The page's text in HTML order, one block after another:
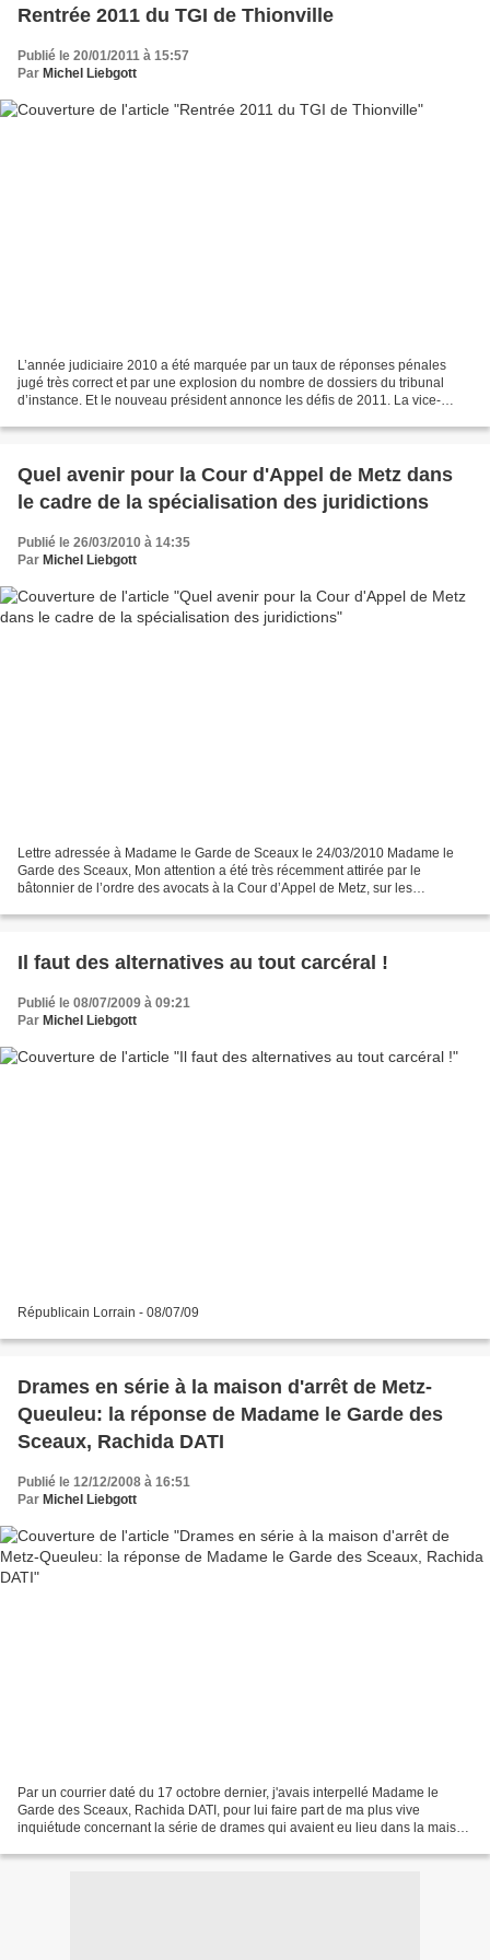
Rentrée 2011 du TGI de Thionville
Publié le 20/01/2011 à 15:57
Par Michel Liebgott
L’année judiciaire 2010 a été marquée par un taux de réponses pénales
jugé très correct et par une explosion du nombre de dossiers du tribunal
d’instance. Et le nouveau président annonce les défis de 2011. La vice-
Quel avenir pour la Cour d'Appel de Metz dans
le cadre de la spécialisation des juridictions
Publié le 26/03/2010 à 14:35
Par Michel Liebgott
Lettre adressée à Madame le Garde de Sceaux le 24/03/2010 Madame le
Garde des Sceaux, Mon attention a été très récemment attirée par le
bâtonnier de l’ordre des avocats à la Cour d’Appel de Metz, sur les
Il faut des alternatives au tout carcéral !
Publié le 08/07/2009 à 09:21
Par Michel Liebgott
Républicain Lorrain - 08/07/09
Drames en série à la maison d'arrêt de Metz-
Queuleu: la réponse de Madame le Garde des
Sceaux, Rachida DATI
Publié le 12/12/2008 à 16:51
Par Michel Liebgott
Par un courrier daté du 17 octobre dernier, j'avais interpellé Madame le
Garde des Sceaux, Rachida DATI, pour lui faire part de ma plus vive
inquiétude concernant la série de drames qui avaient eu lieu dans la maison